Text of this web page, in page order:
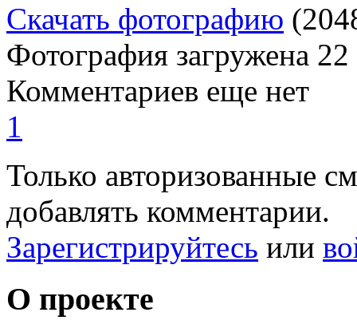
Скачать фотографию
Фотография загружена
Комментариев еще нет
1
Только авторизованные
добавлять комментарии.
Зарегистрируйтесь или
О проекте